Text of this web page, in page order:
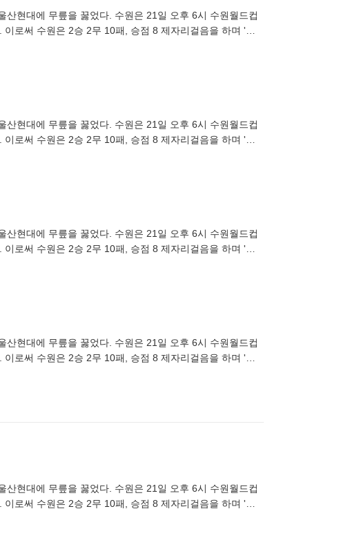
현대에 무릎을 꿇었다. 수원은 21일 오후 6시 수원월드컵
로써 수원은 2승 2무 10패, 승점 8 제자리걸음을 하며 '최
현대에 무릎을 꿇었다. 수원은 21일 오후 6시 수원월드컵
로써 수원은 2승 2무 10패, 승점 8 제자리걸음을 하며 '최
현대에 무릎을 꿇었다. 수원은 21일 오후 6시 수원월드컵
로써 수원은 2승 2무 10패, 승점 8 제자리걸음을 하며 '최
현대에 무릎을 꿇었다. 수원은 21일 오후 6시 수원월드컵
로써 수원은 2승 2무 10패, 승점 8 제자리걸음을 하며 '최
현대에 무릎을 꿇었다. 수원은 21일 오후 6시 수원월드컵
로써 수원은 2승 2무 10패, 승점 8 제자리걸음을 하며 '최